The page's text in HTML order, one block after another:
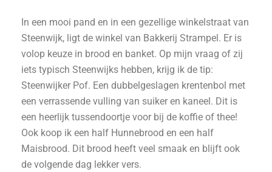
In een mooi pand en in een gezellige winkelstraat van
Steenwijk, ligt de winkel van Bakkerij Strampel. Er is
volop keuze in brood en banket. Op mijn vraag of zij
iets typisch Steenwijks hebben, krijg ik de tip:
Steenwijker Pof. Een dubbelgeslagen krentenbol met
een verrassende vulling van suiker en kaneel. Dit is
een heerlijk tussendoortje voor bij de koffie of thee!
Ook koop ik een half Hunnebrood en een half
Maisbrood. Dit brood heeft veel smaak en blijft ook
de volgende dag lekker vers.